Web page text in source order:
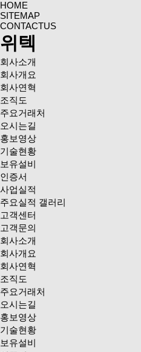
HOME
SITEMAP
CONTACTUS
위텍
회사소개
회사개요
회사연혁
조직도
주요거래처
오시는길
홍보영상
기술현황
보유설비
인증서
사업실적
주요실적 갤러리
고객센터
고객문의
회사소개
회사개요
회사연혁
조직도
주요거래처
오시는길
홍보영상
기술현황
보유설비